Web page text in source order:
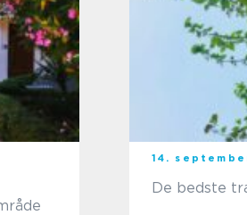
14.
De bedste